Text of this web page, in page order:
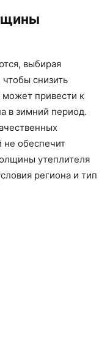
выбирая
снизить
привести к
в зимний период.
не обеспечит
утеплителя
региона и тип